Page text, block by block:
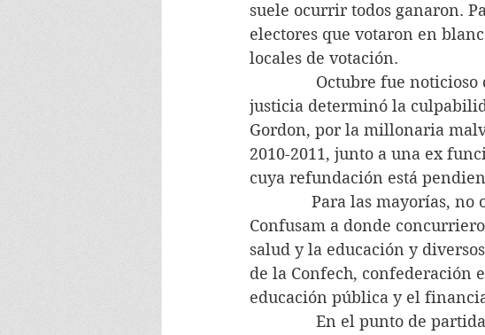
suele ocurrir todos ganaron.
electores que votaron en
locales de votación.
Octubre fue noticioso de
justicia determinó la
Gordon, por la millonaria
2010-2011, junto a una ex
cuya refundación está
Para las mayorías, no
Confusam a donde
salud y la educación y
de la Confech,
educación pública y el
En el punto de partida de